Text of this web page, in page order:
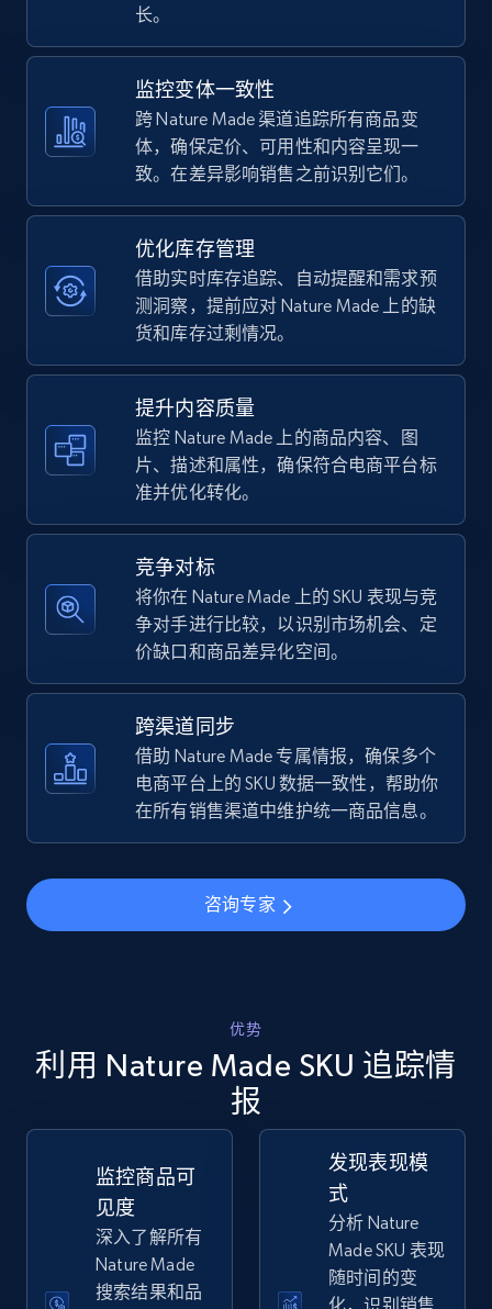
TikTok Shop
URL, Title, Available, Description, Currency, Initial
price, Final price, Discount percent, and more.
5.4K+ 668+ 立即开始
TikTok Shop - category
URL, Title, Available, Description, Currency, Initial
price, Final price, Discount percent, and more.
TikTok Shop - Collect TikTok shop products
by keywords search
URL, Title, Available, Description, Currency, Initial
price, Final price, Discount percent, and more.
668+ 立即开始
TikTok Shop - discover records by shop url
URL, Title, Available, Description, Currency, Initial
price, Final price, Discount percent, and more.
2.5K+ 378+ 立即开始
URL, Product id, Title, Seller name, Seller rating,
Seller reviews, Breadcrumbs, Root category, and
more.
长。
监控变体一致性
跨 Nature Made 渠道追踪所有商品变
体，确保定价、可用性和内容呈现一
致。在差异影响销售之前识别它们。
优化库存管理
借助实时库存追踪、自动提醒和需求预
测洞察，提前应对 Nature Made 上的缺
货和库存过剩情况。
提升内容质量
监控 Nature Made 上的商品内容、图
片、描述和属性，确保符合电商平台标
准并优化转化。
竞争对标
将你在 Nature Made 上的 SKU 表现与竞
争对手进行比较，以识别市场机会、定
价缺口和商品差异化空间。
跨渠道同步
借助 Nature Made 专属情报，确保多个
电商平台上的 SKU 数据一致性，帮助你
在所有销售渠道中维护统一商品信息。
咨询专家
优势
利用 Nature Made SKU 追踪情
报
监控商品可
见度
深入了解所有
Nature Made
搜索结果和品
发现表现模
式
分析 Nature
Made SKU 表现
随时间的变